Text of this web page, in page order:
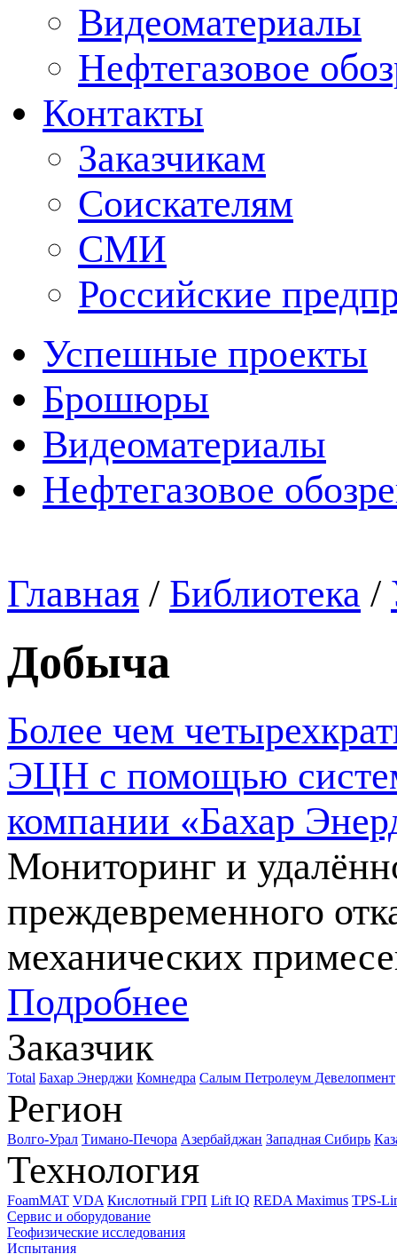
Видеоматериалы
Нефтегазовое
Контакты
Заказчикам
Соискателям
СМИ
Российские
Успешные проекты
Брошюры
Видеоматериалы
Нефтегазовое
Главная / Библиотека /
Добыча
Более чем
ЭЦН с помощью
компании «Бахар
Мониторинг и
преждевременного
механических
Подробнее
Заказчик
Total Бахар Энерджи Комнедра Салым Петролеум Девелопмент
Регион
Волго-Урал Тимано-Печора Азербайджан Западная Сибирь
Технология
FoamMAT VDA Кислотный ГРП Lift IQ REDA Maximus TPS-
Сервис и оборудование
Геофизические исследования
Испытания